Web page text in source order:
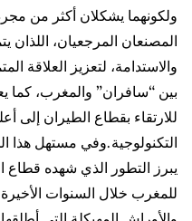
ولكونهما يشكلان أكثر من
المصنعان المرجعيان، اللذان
والاستدامة، لتعزيز العلاقة
بين “سافران” والمغرب، كما
للارتقاء بقطاع الطيران إلى
التكنولوجية.وفي مستهل
يبرز التطور الذي شهده قطاع
للمغرب خلال السنوات